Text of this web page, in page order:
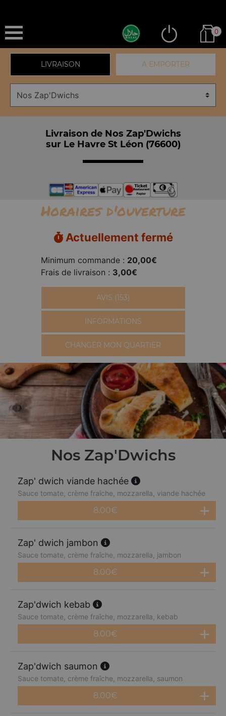
0
LIVRAISON A EMPORTER
Livraison de Nos Zap'Dwichs
sur Le Havre St Léon (76600)
Horaires d'ouverture
Actuellement fermé
Minimum commande : 20,00€
Frais de livraison : 3,00€
AVIS (153)
INFORMATIONS
CHANGER MON QUARTIER
Nos Zap'Dwichs
Zap' dwich viande hachée
Sauce tomate, crème fraîche, mozzarella, viande hachée
8.00€
Zap' dwich jambon
Sauce tomate, crème fraîche, mozzarella, jambon
8.00€
Zap'dwich kebab
Sauce tomate, crème fraîche, mozzarella, kebab
8.00€
Zap'dwich saumon
Sauce tomate, crème fraîche, mozzarella, saumon
8.00€